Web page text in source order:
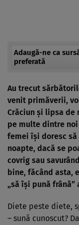
Adaugă-ne ca
preferată
Au trecut
venit primăverii,
Crăciun şi lipsa de
pe multe dintre
femei îşi doresc
noapte, dacă se
covrig sau
bine, făcând asta,
„să îşi pună
Diete peste diete,
– sună cunoscut?